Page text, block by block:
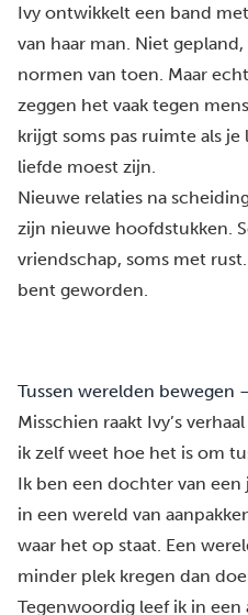
Ivy ontwikkelt een band
van haar man. Niet gepland,
normen van toen. Maar
zeggen het vaak tegen
krijgt soms pas ruimte als
liefde moest zijn.
Nieuwe relaties na
zijn nieuwe hoofdstukken.
vriendschap, soms met
bent geworden.
Tussen werelden bewegen
Misschien raakt Ivy’s
ik zelf weet hoe het is om
Ik ben een dochter van
in een wereld van
waar het op staat. Een
minder plek kregen dan
Tegenwoordig leef ik in